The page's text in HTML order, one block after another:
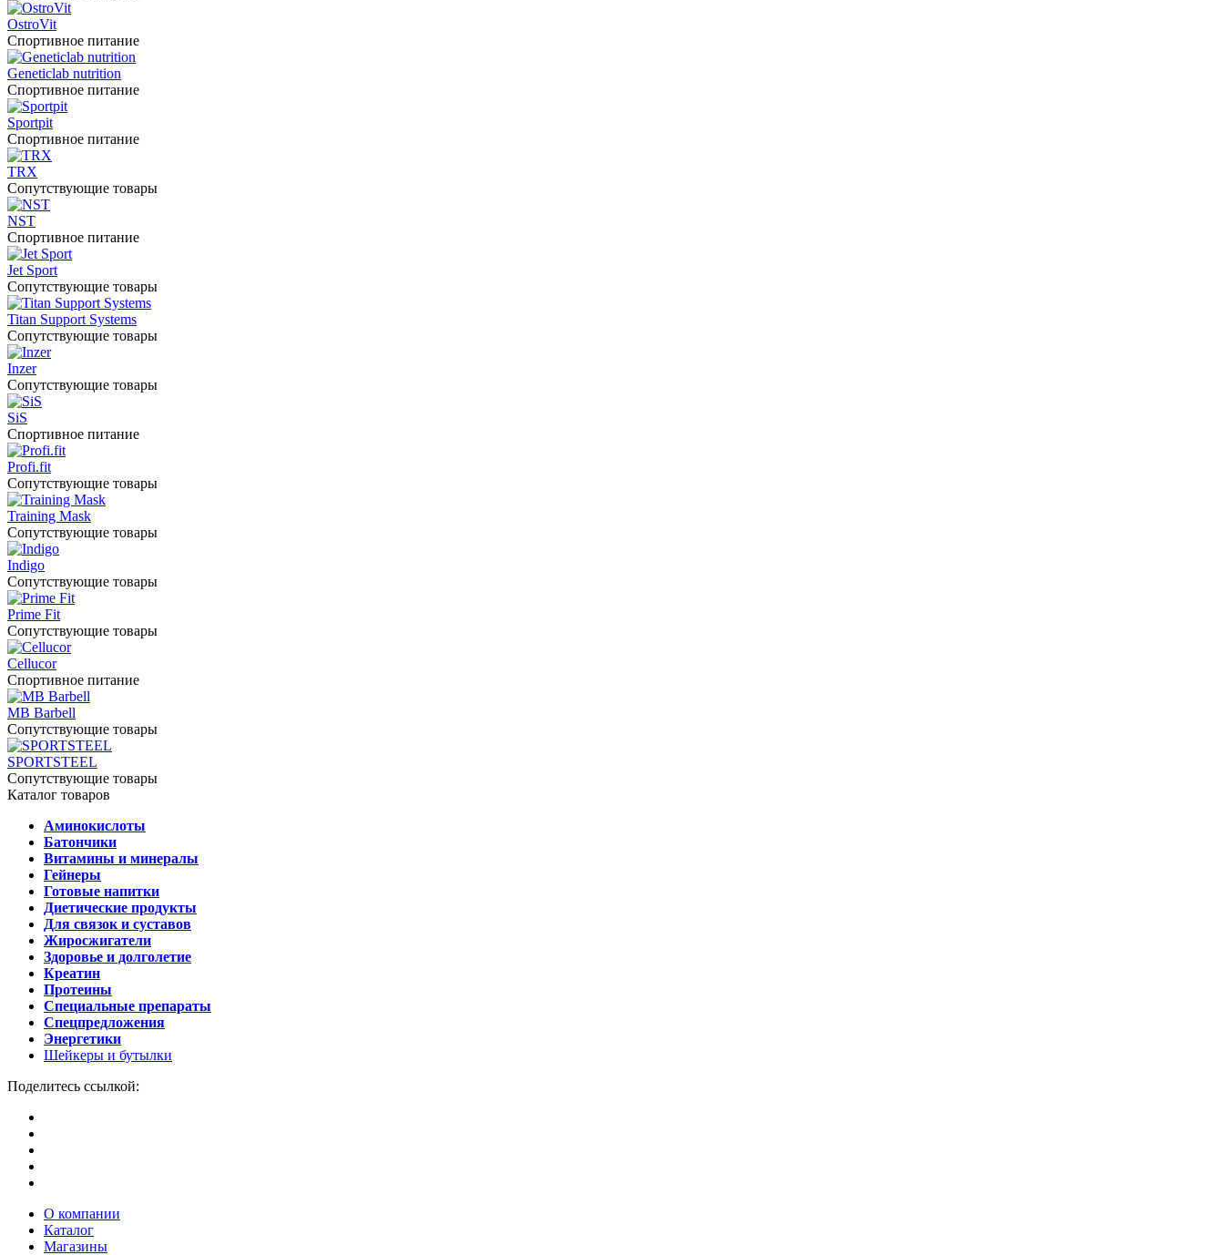
OstroVit
Спортивное питание
Geneticlab nutrition
Спортивное питание
Sportpit
Спортивное питание
TRX
Сопутствующие товары
NST
Спортивное питание
Jet Sport
Сопутствующие товары
Titan Support Systems
Сопутствующие товары
Inzer
Сопутствующие товары
SiS
Спортивное питание
Profi.fit
Сопутствующие товары
Training Mask
Сопутствующие товары
Indigo
Сопутствующие товары
Prime Fit
Сопутствующие товары
Cellucor
Спортивное питание
MB Barbell
Сопутствующие товары
SPORTSTEEL
Сопутствующие товары
Каталог товаров
Аминокислоты
Батончики
Витамины и минералы
Гейнеры
Готовые напитки
Диетические продукты
Для связок и суставов
Жиросжигатели
Здоровье и долголетие
Креатин
Протеины
Специальные препараты
Спецпредложения
Энергетики
Шейкеры и бутылки
Поделитесь ссылкой:
О компании
Каталог
Магазины